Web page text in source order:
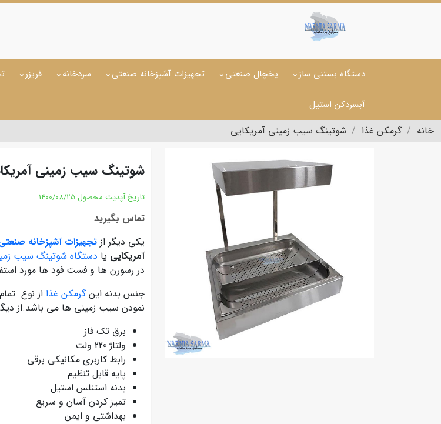
دستگاه بستنی ساز یخچال صنعتی تجهیزات آشپزخانه صنعتی سردخانه فریزر
آبسردکن استیل
خانه گرمکن غذا شوتینگ سیب زمینی آمریکایی
شوتینگ سیب زمینی
تاریخ آپدیت محصول 1400/08/25
تماس بگیرید
یکی دیگر از تجهیزات آشپزخانه
آمریکایی یا دستگاه شوتینگ سیب
در رسورن ها و فست فود ها مورد
جنس بدنه اینگرمکن غذا از نوع
نمودن سیب زمینی ها می باشد.از
برق تک فاز
ولتاژ 220 ولت
رابط کاربری مکانیکی برقی
پایه قابل تنظیم
بدنه استنلس استیل
تمیز کردن آسان و سریع
بهداشتی و ایمن